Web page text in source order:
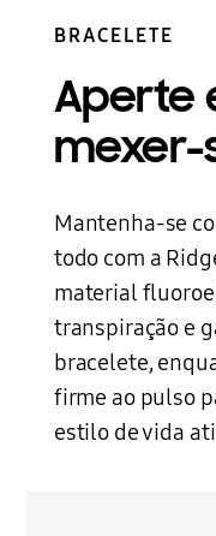
BRACELETE
Aperte
mexer-
Mantenha-se
todo com a
material
transpiração e
bracelete,
firme ao pulso
estilo de vida